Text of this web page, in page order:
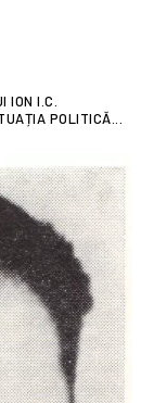
ION I.C.
POLITICĂ...